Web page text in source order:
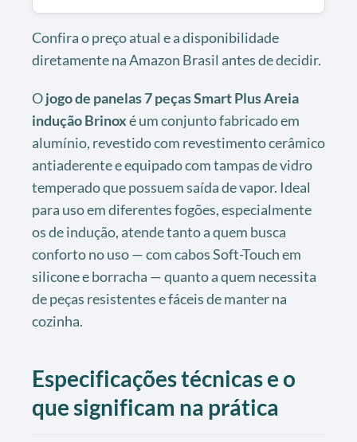
Confira o preço atual e a disponibilidade
diretamente na Amazon Brasil antes de decidir.
Ojogo de panelas 7 peças Smart Plus Areia
indução Brinoxé um conjunto fabricado em
alumínio, revestido com revestimento cerâmico
antiaderente e equipado com tampas de vidro
temperado que possuem saída de vapor. Ideal
para uso em diferentes fogões, especialmente
os de indução, atende tanto a quem busca
conforto no uso — com cabos Soft-Touch em
silicone e borracha — quanto a quem necessita
de peças resistentes e fáceis de manter na
cozinha.
Especificações técnicas e o
que significam na prática